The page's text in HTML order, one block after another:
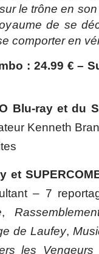
le trône en
de se
comporter en
: 24.99 € –
Blu-ray et du
Kenneth
et
– 7
,
de Laufey,
les